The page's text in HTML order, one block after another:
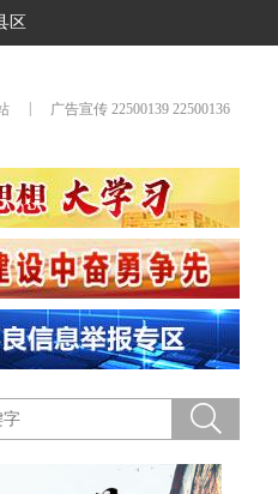
区
广告宣传 22500139 22500136